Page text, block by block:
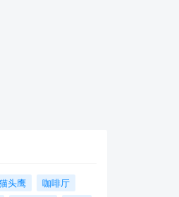
头鹰
咖啡厅